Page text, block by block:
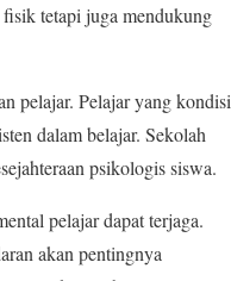
tetapi juga mendukung
pelajar. Pelajar yang kondisi
dalam belajar. Sekolah
psikologis siswa.
pelajar dapat terjaga.
akan pentingnya